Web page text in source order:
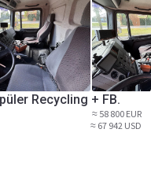
Recycling + FB.
≈ 58 800 EUR
≈ 67 942 USD